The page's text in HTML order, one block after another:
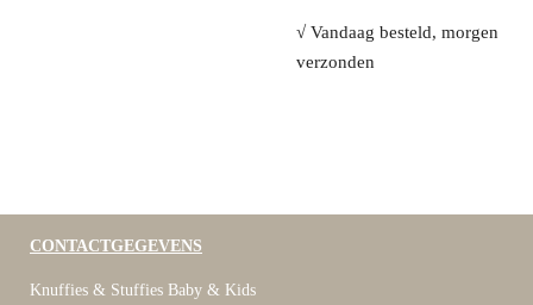
√ Vandaag besteld, morgen
verzonden
CONTACTGEGEVENS
Knuffies & Stuffies Baby & Kids